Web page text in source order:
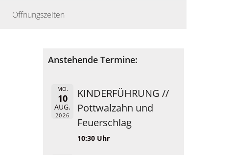
Öffnungszeiten
Anstehende Termine:
MO.
10
AUG.
2026
KINDERFÜHRUNG //
Pottwalzahn und
Feuerschlag
10:30 Uhr